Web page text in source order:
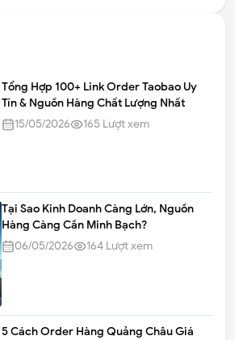
Tổng Hợp 100+ Link Order Taobao Uy
Tín & Nguồn Hàng Chất Lượng Nhất
15/05/2026
165 Lượt xem
Tại Sao Kinh Doanh Càng Lớn, Nguồn
Hàng Càng Cần Minh Bạch?
06/05/2026
164Lượt xem
5 Cách Order Hàng Quảng Châu Giá